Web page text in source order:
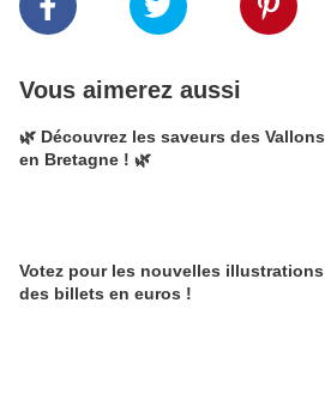
Vous aimerez aussi
🌿 Découvrez les saveurs des Vallons
en Bretagne ! 🌿
Votez pour les nouvelles illustrations
des billets en euros !